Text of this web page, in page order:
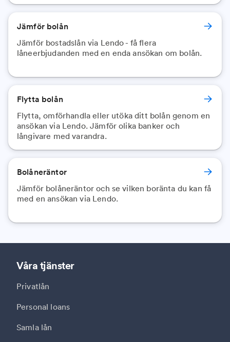
Jämför bolån
Jämför bostadslån via Lendo - få flera
låneerbjudanden med en enda ansökan om bolån.
Flytta bolån
Flytta, omförhandla eller utöka ditt bolån genom en
ansökan via Lendo. Jämför olika banker och
långivare med varandra.
Bolåneräntor
Jämför bolåneräntor och se vilken boränta du kan få
med en ansökan via Lendo.
Våra tjänster
Privatlån
Personal loans
Samla lån